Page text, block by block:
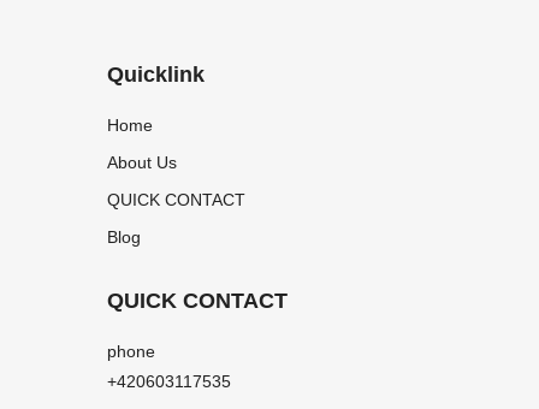
Quicklink
Home
About Us
QUICK CONTACT
Blog
QUICK CONTACT
phone
+420603117535